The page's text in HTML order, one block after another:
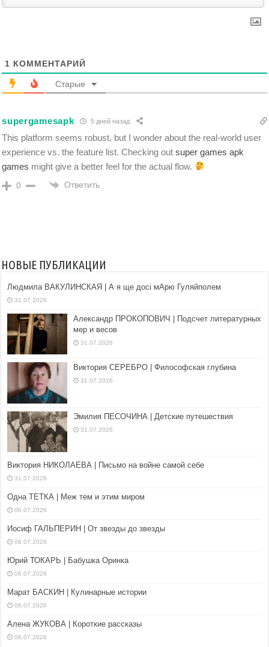
1 КОММЕНТАРИЙ
Старые
supergamesapk 5 дней назад
This platform seems robust, but I wonder about the real-world user
experience vs. the feature list. Checking outsuper games apk
games might give a better feel for the actual flow.
0 Ответить
НОВЫЕ ПУБЛИКАЦИИ
Людмила ВАКУЛИНСКАЯ | А я ще досі мАрю Гуляйполем
31.07.2026
Александр ПРОКОПОВИЧ | Подсчет литературных
мер и весов
31.07.2026
Виктория СЕРЕБРО | Философская глубина
31.07.2026
Эмилия ПЕСОЧИНА | Детские путешествия
31.07.2026
Виктория НИКОЛАЕВА | Письмо на войне самой себе
31.07.2026
Одна ТЕТКА | Меж тем и этим миром
06.07.2026
Иосиф ГАЛЬПЕРИН | От звезды до звезды
06.07.2026
Юрий ТОКАРЬ | Бабушка Оринка
06.07.2026
Марат БАСКИН | Кулинарные истории
06.07.2026
Алена ЖУКОВА | Короткие рассказы
06.07.2026